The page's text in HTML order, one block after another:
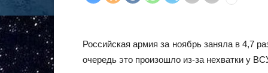
Российская армия за ноябрь заняла в 4,7
очередь это произошло из-за нехватки у